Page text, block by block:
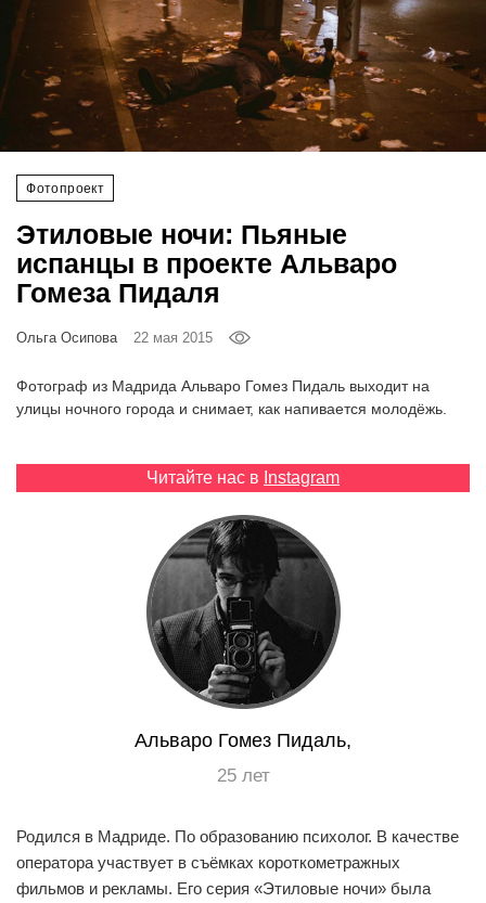
Фотопроект
Этиловые ночи: Пьяные
испанцы в проекте Альваро
Гомеза Пидаля
Ольга Осипова 22 мая 2015
Фотограф из Мадрида Альваро Гомез Пидаль выходит на
улицы ночного города и снимает, как напивается молодёжь.
Читайте нас в Instagram
Альваро Гомез Пидаль,
25 лет
Родился в Мадриде. По образованию психолог. В качестве
оператора участвует в съёмках короткометражных
фильмов и рекламы. Его серия «Этиловые ночи» была